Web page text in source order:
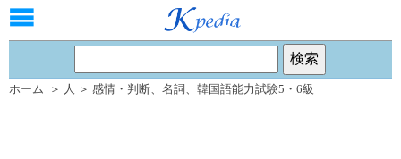
ホーム ＞ 人 ＞ 感情・判断、 名詞 、 韓国語能力試験5・6級